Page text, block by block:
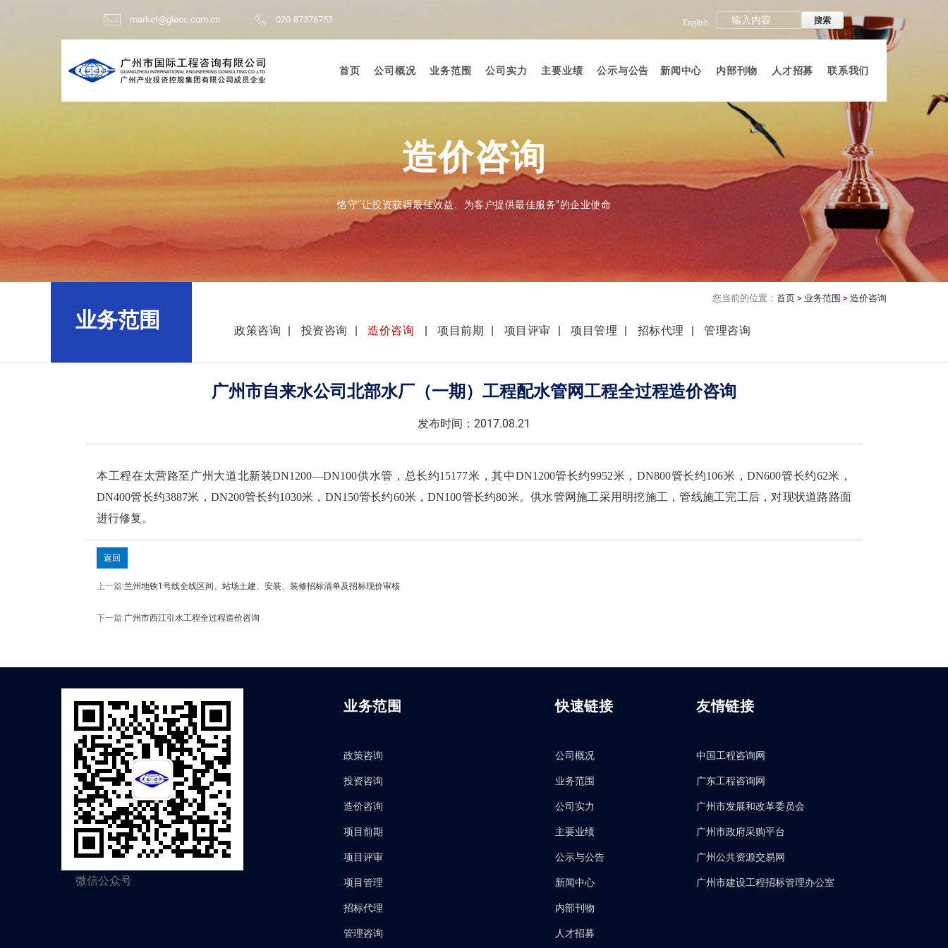
market@giecc.com.cn 020-87376753 English
首页 公司概况 业务范围 公司实力 主要业绩 公示与公告 新闻中心 内部刊物 人才招募 联系我们
造价咨询
恪守“让投资获得最佳效益、为客户提供最佳服务”的企业使命
业务范围
您当前的位置： 首页 > 业务范围 > 造价咨询
政策咨询 投资咨询 造价咨询 项目前期 项目评审 项目管理 招标代理 管理咨询
广州市自来水公司北部水厂（一期）工程配水管网工程全过程造价咨询
发布时间：2017.08.21
本工程在太营路至广州大道北新装DN1200—DN100供水管，总长约15177米，其中DN1200管长约9952米，DN800管长约106米，DN600管长约62米，
DN400管长约3887米，DN200管长约1030米，DN150管长约60米，DN100管长约80米。供水管网施工采用明挖施工，管线施工完工后，对现状道路路面
进行修复。
返回
上一篇:兰州地铁1号线全线区间、站场土建、安装、装修招标清单及招标现价审核
下一篇:广州市西江引水工程全过程造价咨询
微信公众号
业务范围
政策咨询
投资咨询
造价咨询
项目前期
项目评审
项目管理
招标代理
管理咨询
快速链接
公司概况
业务范围
公司实力
主要业绩
公示与公告
新闻中心
内部刊物
人才招募
友情链接
中国工程咨询网
广东工程咨询网
广州市发展和改革委员会
广州市政府采购平台
广州公共资源交易网
广州市建设工程招标管理办公室